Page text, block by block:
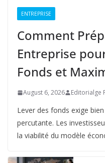
ENTREPRISE
Comment
Entreprise
Fonds et
August 6, 2026 Editorialge
Lever des fonds exige
percutante. Les
la viabilité du modèle